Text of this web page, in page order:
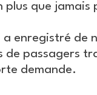
que jamais
a enregistré de
passagers
demande.